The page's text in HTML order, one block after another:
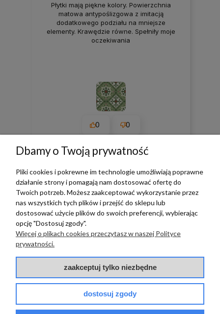
Płytki mają piękne kolory. Powierzchnia
matowa antypoślizgowa z imitacją
dodatkowego podziału na mniejsze
elementy. Krawędzie równe. Spełniły moje
oczekiwania
0 0
zebranych i zweryfikowanych przez
PŁATNOŚCI I DOSTAWA
POMOC
Dbamy o Twoją prywatność
Pliki cookies i pokrewne im technologie umożliwiają poprawne
działanie strony i pomagają nam dostosować ofertę do
Twoich potrzeb. Możesz zaakceptować wykorzystanie przez
nas wszystkich tych plików i przejść do sklepu lub
dostosować użycie plików do swoich preferencji, wybierając
opcję "Dostosuj zgody".
Więcej o plikach cookies przeczytasz w naszej Polityce
prywatności.
zaakceptuj tylko niezbędne
dostosuj zgody